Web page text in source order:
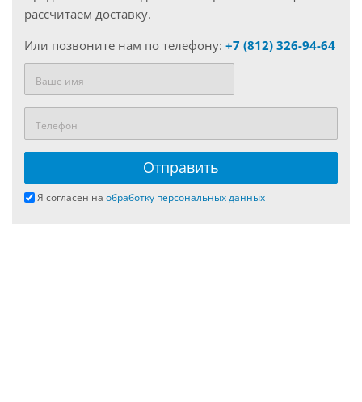
рассчитаем доставку.
Или позвоните нам по телефону: +7 (812) 326-94-64
Я согласен на обработку персональных данных